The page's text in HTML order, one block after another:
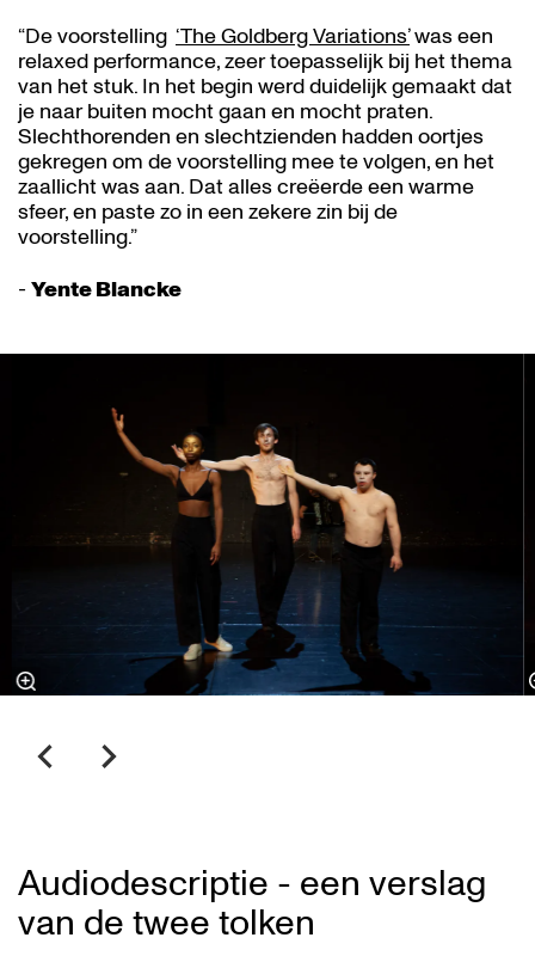
“De voorstelling ‘The Goldberg Variations’was een
relaxed performance, zeer toepasselijk bij het thema
van het stuk. In het begin werd duidelijk gemaakt dat
je naar buiten mocht gaan en mocht praten.
Slechthorenden en slechtzienden hadden oortjes
gekregen om de voorstelling mee te volgen, en het
zaallicht was aan. Dat alles creëerde een warme
sfeer, en paste zo in een zekere zin bij de
voorstelling.”
- Yente Blancke
Audiodescriptie - een verslag
van de twee tolken